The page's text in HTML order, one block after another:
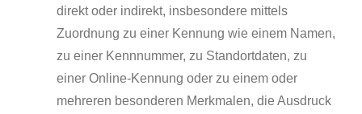
direkt oder indirekt, insbesondere mittels
Zuordnung zu einer Kennung wie einem Namen,
zu einer Kennnummer, zu Standortdaten, zu
einer Online-Kennung oder zu einem oder
mehreren besonderen Merkmalen, die Ausdruck